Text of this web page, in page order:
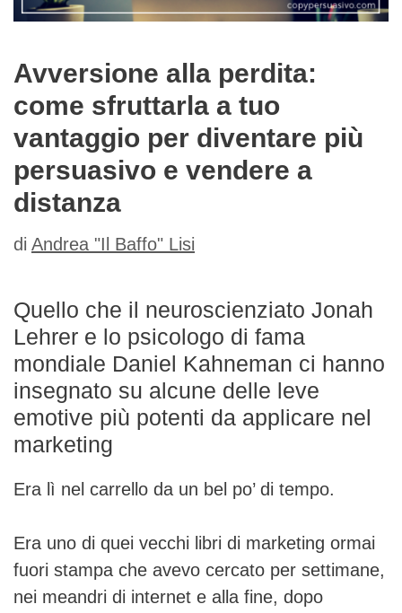
Avversione alla perdita:
come sfruttarla a tuo
vantaggio per diventare più
persuasivo e vendere a
distanza
di Andrea "Il Baffo" Lisi
Quello che il neuroscienziato Jonah
Lehrer e lo psicologo di fama
mondiale Daniel Kahneman ci hanno
insegnato su alcune delle leve
emotive più potenti da applicare nel
marketing
Era lì nel carrello da un bel po’ di tempo.
Era uno di quei vecchi libri di marketing ormai
fuori stampa che avevo cercato per settimane,
nei meandri di internet e alla fine, dopo